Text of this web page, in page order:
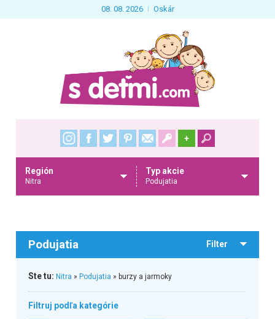
08. 08. 2026 Oskár
+
Región
Nitra
Typ akcie
Podujatia
Podujatia Filter
Ste tu: Nitra » Podujatia » burzy a jarmoky
Filtruj podľa kategórie